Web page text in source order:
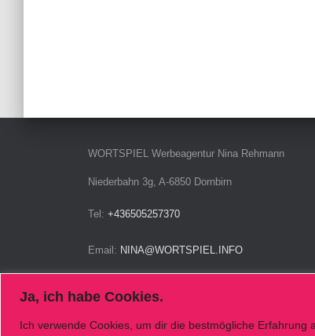
Ja, ich habe Cookies.
Ich verwende Cookies, um dir die bestmögliche
WORTSPIEL Werbeagentur Nina Rehmann
Niederbahn 3g, A-6850 Dornbirn
Tel: +436505257370
Email: NINA@WORTSPIEL.INFO
IMPRESSUM DATENSCHUTZERKLÄRUNG